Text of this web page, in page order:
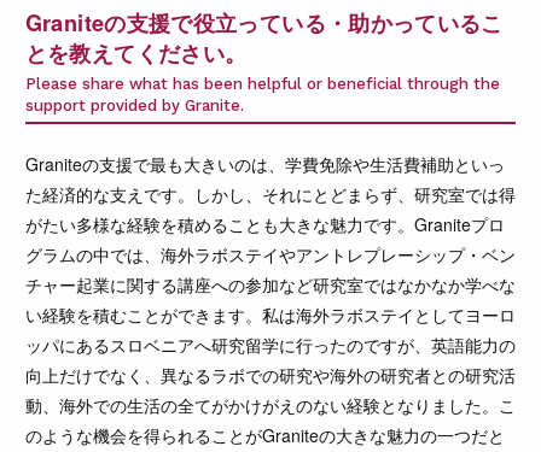
Graniteの支援で役立っている・助かっているこ
とを教えてください。
Please share what has been helpful or beneficial through the
support provided by Granite.
Graniteの支援で最も大きいのは、学費免除や生活費補助といっ
た経済的な支えです。しかし、それにとどまらず、研究室では得
がたい多様な経験を積めることも大きな魅力です。Graniteプロ
グラムの中では、海外ラボステイやアントレプレーシップ・ベン
チャー起業に関する講座への参加など研究室ではなかなか学べな
い経験を積むことができます。私は海外ラボステイとしてヨーロ
ッパにあるスロベニアへ研究留学に行ったのですが、英語能力の
向上だけでなく、異なるラボでの研究や海外の研究者との研究活
動、海外での生活の全てがかけがえのない経験となりました。こ
のような機会を得られることがGraniteの大きな魅力の一つだと